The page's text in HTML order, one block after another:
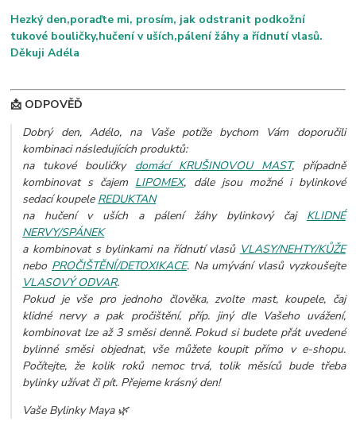
Hezký den,poraďte mi, prosím, jak odstranit podkožní
tukové bouličky,hučení v uších,pálení žáhy a řídnutí vlasů.
Děkuji Adéla
📩 ODPOVĚĎ
Dobrý den, Adélo, na Vaše potíže bychom Vám doporučili
kombinaci následujících produktů:
na tukové bouličky domácí KRUŠINOVOU MAST, případně
kombinovat s čajem LIPOMEX, dále jsou možné i bylinkové
sedací koupele REDUKTAN
na hučení v uších a pálení žáhy bylinkový čaj KLIDNÉ
NERVY/SPÁNEK
a kombinovat s bylinkami na řídnutí vlasů VLASY/NEHTY/KŮŽE
nebo PROČIŠTĚNÍ/DETOXIKACE. Na umývání vlasů vyzkoušejte
VLASOVÝ ODVAR.
Pokud je vše pro jednoho člověka, zvolte mast, koupele, čaj
klidné nervy a pak pročištění, příp. jiný dle Vašeho uvážení,
kombinovat lze až 3 směsi denně. Pokud si budete přát uvedené
bylinné směsi objednat, vše můžete koupit přímo v e-shopu.
Počítejte, že kolik roků nemoc trvá, tolik měsíců bude třeba
bylinky užívat či pít. Přejeme krásný den!
Vaše Bylinky Maya 🌿